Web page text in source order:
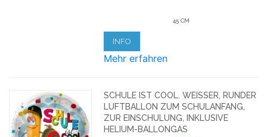
45 CM
INFO
Mehr erfahren
SCHULE IST COOL. WEISSER, RUNDER L
UFTBALLON ZUM SCHULANFANG, Z
UR EINSCHULUNG, INKLUSIVE H
ELIUM-BALLONGAS